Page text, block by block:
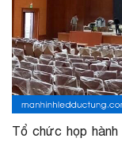
Tổ chức họp